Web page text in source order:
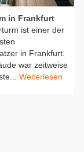
in Frankfurt
ist einer der
in Frankfurt.
war zeitweise
Weiterlesen